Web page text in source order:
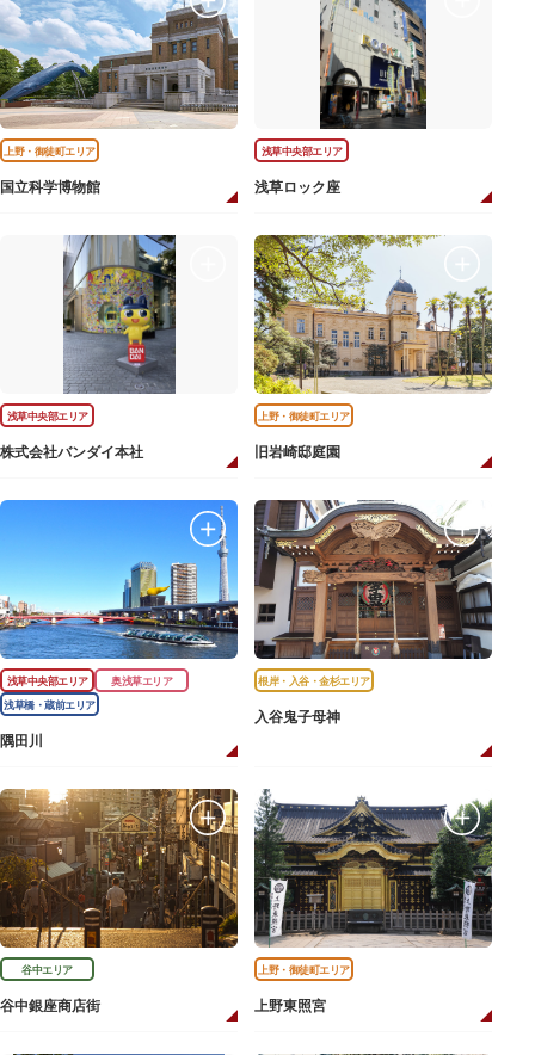
上野・御徒町エリア
国立科学博物館
浅草中央部エリア
浅草ロック座
浅草中央部エリア
株式会社バンダイ本社
上野・御徒町エリア
旧岩崎邸庭園
浅草中央部エリア
奥浅草エリア
浅草橋・蔵前エリア
隅田川
根岸・入谷・金杉エリア
入谷鬼子母神
谷中エリア
谷中銀座商店街
上野・御徒町エリア
上野東照宮